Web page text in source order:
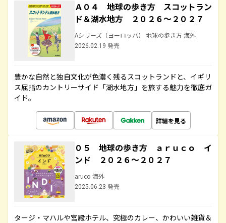
Ａ０４ 地球の歩き方 スコットラン
ド＆湖水地方 ２０２６～２０２７
Aシリーズ（ヨーロッパ） 地球の歩き方 海外
2026.02.19 発売
豊かな自然と独自文化が色濃く残るスコットランドと、イギリ
ス屈指のカントリーサイド「湖水地方」を旅する魅力を徹底ガ
イド。
詳細を見る
０５ 地球の歩き方 ａｒｕｃｏ イ
ンド ２０２６～２０２７
aruco 海外
2025.06.23 発売
タージ・マハルや宮殿ホテル、究極のカレー、かわいい雑貨＆